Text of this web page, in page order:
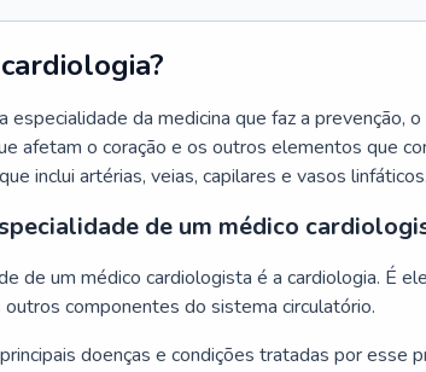
especialidade da medicina que faz a prevenção,
afetam o coração e os outros elementos que
inclui artérias, veias, capilares e vasos linfáticos.
de um médico
de um médico cardiologista é a cardiologia. É
outros componentes do sistema circulatório.
doenças e condições tratadas por esse